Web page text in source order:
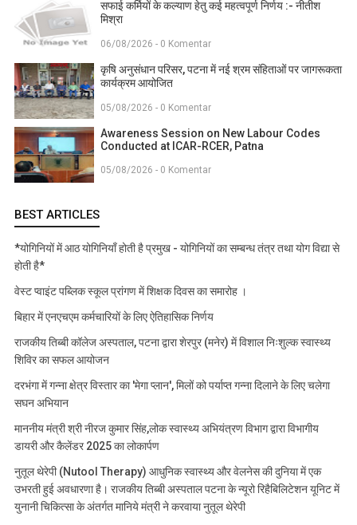
सफाई कर्मियों के कल्याण हेतु कई महत्वपूर्ण निर्णय :- नीतीश
मिश्रा
06/08/2026 - 0 Komentar
कृषि अनुसंधान परिसर, पटना में नई श्रम संहिताओं पर जागरूकता
कार्यक्रम आयोजित
05/08/2026 - 0 Komentar
Awareness Session on New Labour Codes
Conducted at ICAR-RCER, Patna
05/08/2026 - 0 Komentar
BEST ARTICLES
*योगिनियों में आठ योगिनियाँ होती है प्रमुख - योगिनियों का सम्बन्ध तंत्र तथा योग विद्या से
होती है*
वेस्ट प्वाइंट पब्लिक स्कूल प्रांगण में शिक्षक दिवस का समारोह ।
बिहार में एनएचएम कर्मचारियों के लिए ऐतिहासिक निर्णय
राजकीय तिब्बी कॉलेज अस्पताल, पटना द्वारा शेरपुर (मनेर) में विशाल निःशुल्क स्वास्थ्य
शिविर का सफल आयोजन
दरभंगा में गन्ना क्षेत्र विस्तार का 'मेगा प्लान', मिलों को पर्याप्त गन्ना दिलाने के लिए चलेगा
सघन अभियान
माननीय मंत्री श्री नीरज कुमार सिंह,लोक स्वास्थ्य अभियंत्रण विभाग द्वारा विभागीय
डायरी और कैलेंडर 2025 का लोकार्पण
नुतूल थेरेपी (Nutool Therapy) आधुनिक स्वास्थ्य और वेलनेस की दुनिया में एक
उभरती हुई अवधारणा है। राजकीय तिब्बी अस्पताल पटना के न्यूरो रिहैबिलिटेशन यूनिट में
युनानी चिकित्सा के अंतर्गत मानिये मंत्री ने करवाया नुतूल थेरेपी